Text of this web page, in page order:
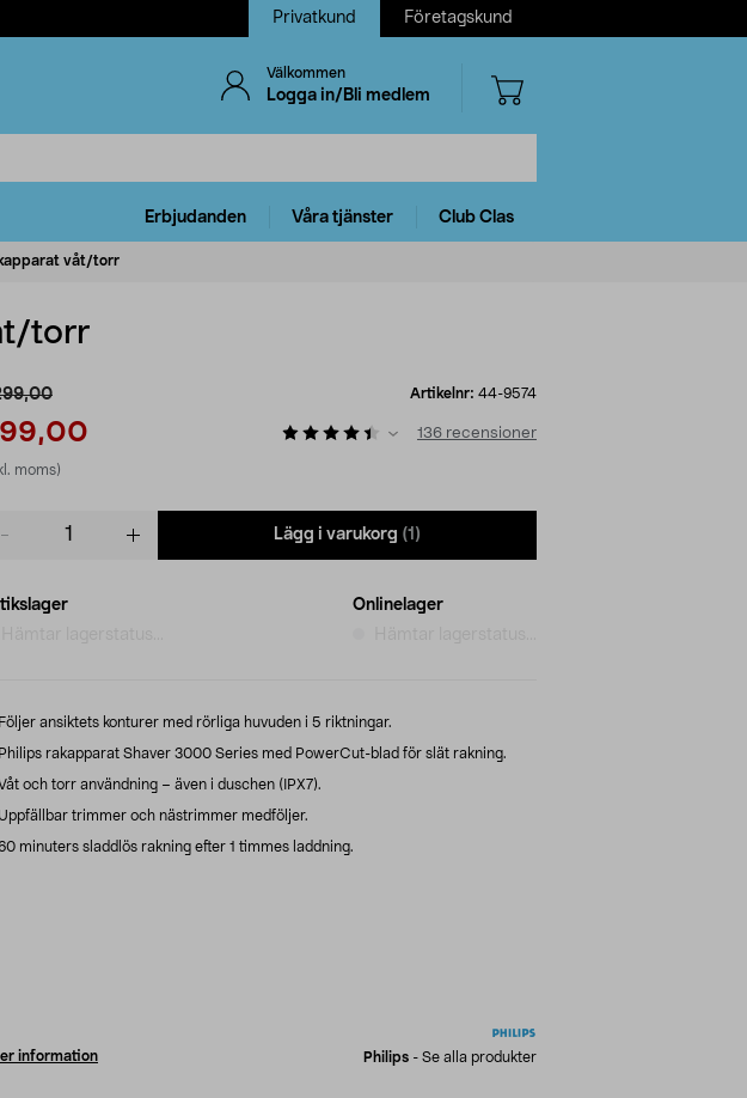
Privatkund Företagskund
Välkommen
Logga in/Bli medlem
Erbjudanden Våra tjänster Club Clas
våt/torr
torr
moms)
Artikelnr: 44-9574
136 recensioner
Lägg i varukorg (1)
Onlinelager
Följer ansiktets konturer med rörliga huvuden i 5 riktningar.
Philips rakapparat Shaver 3000 Series med PowerCut-blad för slät rakning.
och torr användning – även i duschen (IPX7).
Uppfällbar trimmer och nästrimmer medföljer.
minuters sladdlös rakning efter 1 timmes laddning.
information Philips - Se alla produkter